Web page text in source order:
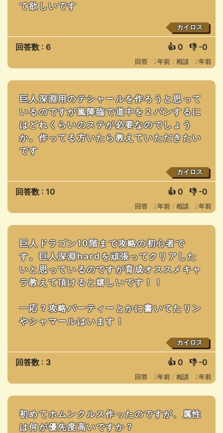
て欲しいです
カイロス
回答数 : 6 👍 0 👎 -0
回答 : 2年前 / 相談 : 2年前
巨人深淵用のテシャールを作ろうと思って
いるのですが嵐降臨で道中を２パンするに
はどれくらいのステが必要なのでしょう
か。作ってる方いたら教えていただきたい
です
カイロス
回答数 : 10 👍 0 👎 -0
回答 : 2年前 / 相談 : 2年前
巨人ドラゴン10階まで攻略の初心者で
す。巨人深淵hardを頑張ってクリアした
いと思っているのですが育成オススメキャ
ラ教えて頂けると嬉しいです！！
一応？攻略パーティーとかに書いてたリン
やシャマールはいます！
カイロス
回答数 : 3 👍 0 👎 -0
回答 : 2年前 / 相談 : 2年前
初めてホムンクルス作ったのですが、属性
は何が優先度高いですか？